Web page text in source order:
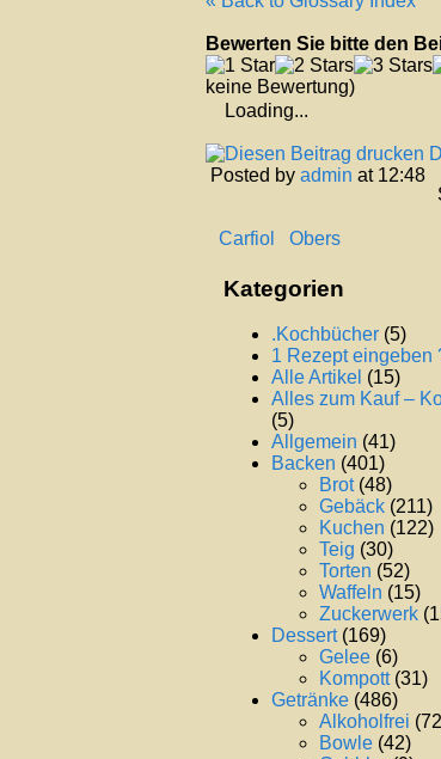
Bewerten Sie bitte den
keine Bewertung)
Loading...
Posted by admin at 12:48
Carfiol Obers
Kategorien
.Kochbücher (5)
1 Rezept eingeben
Alle Artikel (15)
Alles zum Kauf –
(5)
Allgemein (41)
Backen (401)
Brot(48)
Gebäck (211)
Kuchen (122)
Teig (30)
Torten (52)
Waffeln (15)
Zuckerwerk
Dessert(169)
Gelee (6)
Kompott(31)
Getränke (486)
Alkoholfrei
Bowle (42)